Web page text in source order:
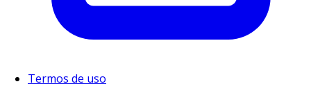
Termos de uso